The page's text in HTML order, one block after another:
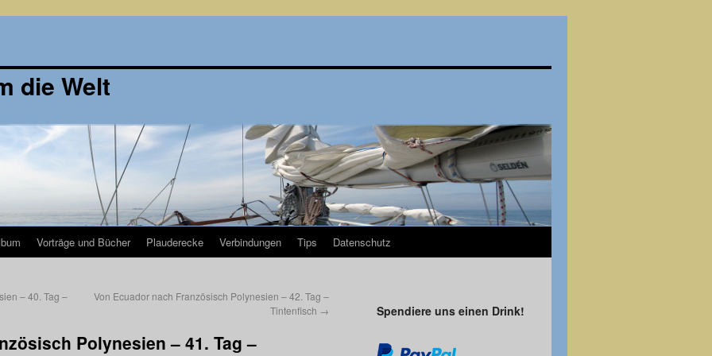
die Welt
Vorträge und Bücher Plauderecke Verbindungen Tips Datenschutz
– 40. Tag –
Von Ecuador nach Französisch Polynesien – 42. Tag –
Tintenfisch →
Polynesien – 41. Tag –
Spendiere uns einen Drink!